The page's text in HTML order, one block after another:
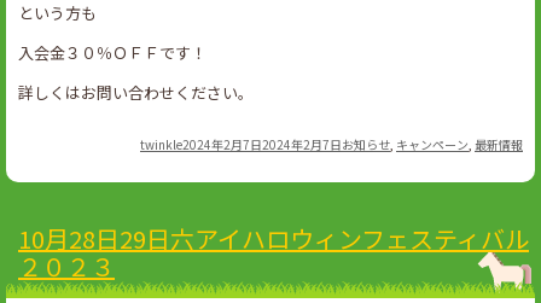
という方も
入会金３０％ＯＦＦです！
詳しくはお問い合わせください。
Author
twinklePosted
2024年2月7日2024年2月7日Categories
お知らせ, キャンペーン, 最新情報
10月28日29日六アイハロウィンフェスティバル
２０２３